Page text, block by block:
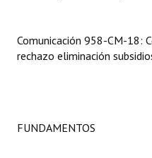
Resoluciones
Comunicación 958-CM-18:
rechazo eliminación
FUNDAMENTOS